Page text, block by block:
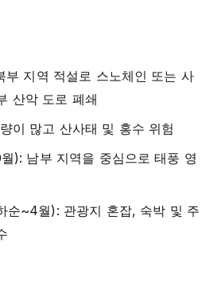
부 지역 적설로 스노체인 또는 사
산악 도로 폐쇄
이 많고 산사태 및 홍수 위험
): 남부 지역을 중심으로 태풍 영
순~4월): 관광지 혼잡, 숙박 및 주